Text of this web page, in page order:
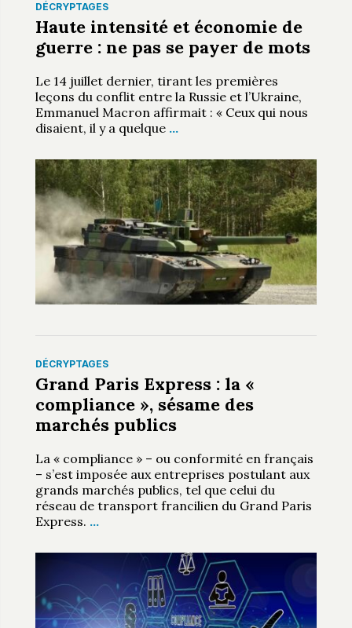
DÉCRYPTAGES
Haute intensité et économie de
guerre : ne pas se payer de mots
Le 14 juillet dernier, tirant les premières
leçons du conflit entre la Russie et l’Ukraine,
Emmanuel Macron affirmait : « Ceux qui nous
disaient, il y a quelque …
DÉCRYPTAGES
Grand Paris Express : la «
compliance », sésame des
marchés publics
La « compliance » – ou conformité en français
– s’est imposée aux entreprises postulant aux
grands marchés publics, tel que celui du
réseau de transport francilien du Grand Paris
Express. …